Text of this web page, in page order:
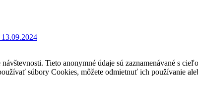
13.09.2024
Tieto anonymné údaje sú zaznamenávané s
súbory Cookies, môžete odmietnuť ich používanie